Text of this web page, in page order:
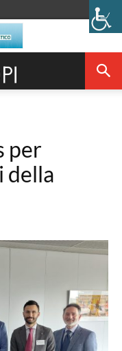
per
della